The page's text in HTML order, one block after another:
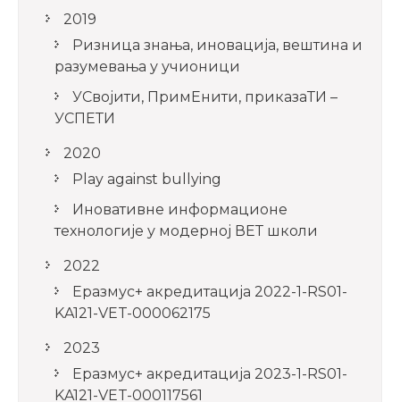
2019
Ризница знања, иновација, вештина и
разумевања у учионици
УСвојити, ПримЕнити, приказаТИ –
УСПЕТИ
2020
Play against bullying
Иновативне информационе
технологије у модерној ВЕТ школи
2022
Еразмус+ акредитација 2022-1-RS01-
KA121-VET-000062175
2023
Еразмус+ акредитација 2023-1-RS01-
KA121-VET-000117561